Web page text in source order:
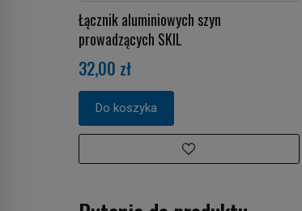
Łącznik aluminiowych szyn
prowadzących SKIL
32,00 zł
Do koszyka